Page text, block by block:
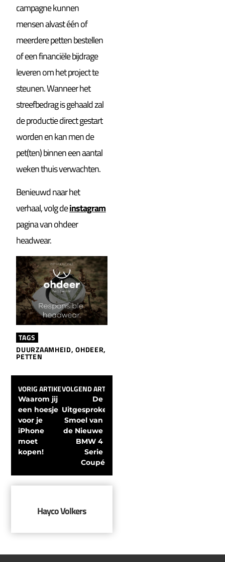
campagne kunnen
mensen alvast één of
meerdere petten bestellen
of een financiële bijdrage
leveren om het project te
steunen. Wanneer het
streefbedrag is gehaald zal
de productie direct gestart
worden en kan men de
pet(ten) binnen een aantal
weken thuis verwachten.
Benieuwd naar het
verhaal, volg deinstagram
pagina van ohdeer
headwear.
TAGS
DUURZAAMHEID,OHDEER,
PETTEN
VORIG ARTIKEL
Waarom jij
een hoesje
voor je
iPhone
moet
kopen!
VOLGEND ARTIKEL
De
Uitgesproken
Smoel van
de Nieuwe
BMW 4
Serie
Coupé
Hayco Volkers